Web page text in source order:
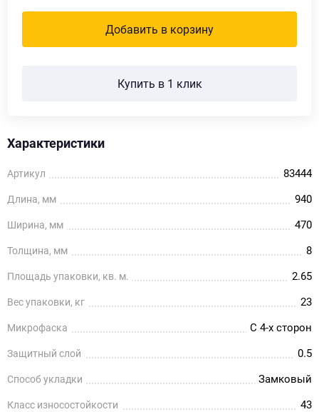
Добавить в корзину
Купить в 1 клик
Характеристики
Артикул 83444
Длина, мм 940
Ширина, мм 470
Толщина, мм 8
Площадь упаковки, кв. м. 2.65
Вес упаковки, кг 23
Микрофаска С 4-х сторон
Защитный слой 0.5
Способ укладки Замковый
Класс износостойкости 43